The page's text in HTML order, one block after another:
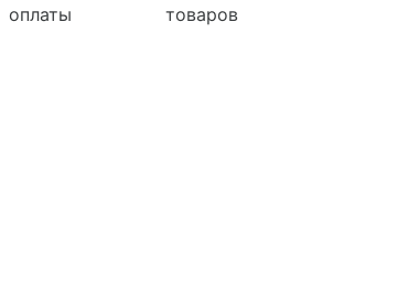
оплаты
товаров